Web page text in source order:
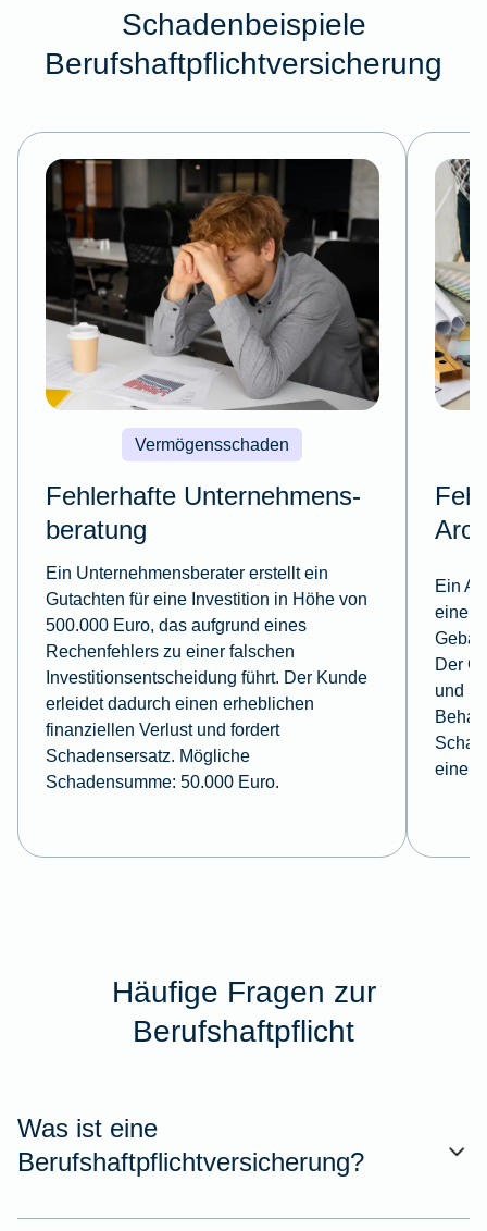
Schadenbeispiele
Berufshaftpflichtversicherung
Vermögensschaden
Fehlerhafte Unternehmens­
beratung
Ein Unternehmensberater erstellt ein
Gutachten für eine Investition in Höhe von
500.000 Euro, das aufgrund eines
Rechenfehlers zu einer falschen
Investitionsentscheidung führt. Der Kunde
erleidet dadurch einen erheblichen
finanziellen Verlust und fordert
Schadensersatz. Mögliche
Schadensumme: 50.000 Euro.
Ein
eine
Der
und
eine
Häufige Fragen zur
Berufshaftpflicht
Was ist eine
Berufshaftpflichtversicherung?